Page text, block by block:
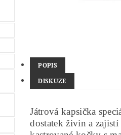
POPIS
DISKUZE
Játrová kapsička
dostatek živin a